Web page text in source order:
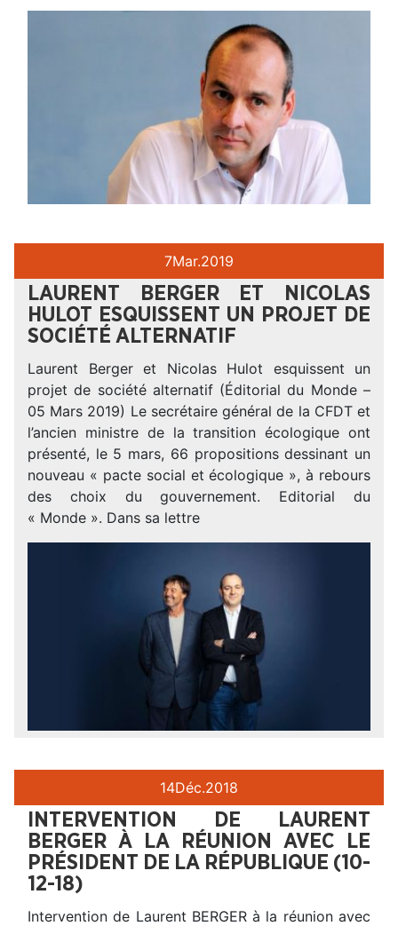
7Mar.2019
LAURENT BERGER ET NICOLAS
HULOT ESQUISSENT UN PROJET DE
SOCIÉTÉ ALTERNATIF
Laurent Berger et Nicolas Hulot esquissent un
projet de société alternatif (Éditorial du Monde –
05 Mars 2019) Le secrétaire général de la CFDT et
l’ancien ministre de la transition écologique ont
présenté, le 5 mars, 66 propositions dessinant un
nouveau « pacte social et écologique », à rebours
des choix du gouvernement. Editorial du
« Monde ». Dans sa lettre
14Déc.2018
INTERVENTION DE LAURENT
BERGER À LA RÉUNION AVEC LE
PRÉSIDENT DE LA RÉPUBLIQUE (10-
12-18)
Intervention de Laurent BERGER à la réunion avec